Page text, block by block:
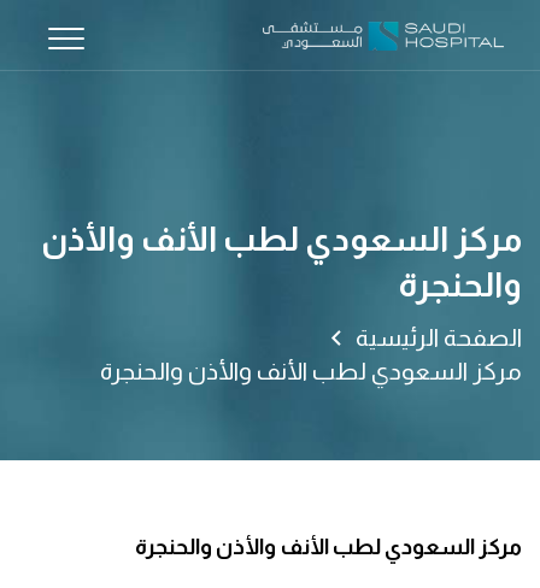
مركز السعودي لطب الأنف والأذن
والحنجرة
الصفحة الرئيسية
مركز السعودي لطب الأنف والأذن والحنجرة
مركز السعودي لطب الأنف والأذن والحنجرة